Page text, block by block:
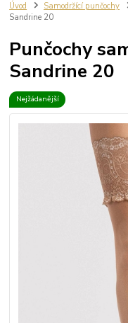
Úvod Samodržící punčochy
Sandrine 20
Punčochy
Sandrine 20
Nejžádanější